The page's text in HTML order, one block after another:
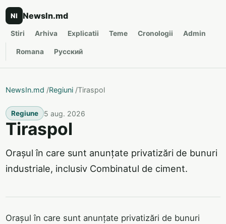
NI NewsIn.md
Stiri Arhiva Explicatii Teme Cronologii Admin
Romana Русский
NewsIn.md /Regiuni /Tiraspol
Regiune 5 aug. 2026
Tiraspol
Orașul în care sunt anunțate privatizări de bunuri
industriale, inclusiv Combinatul de ciment.
Orașul în care sunt anunțate privatizări de bunuri